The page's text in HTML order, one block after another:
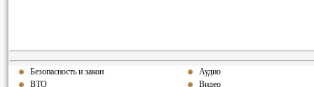
Безопасность и закон
ВТО
Аудио
Видео